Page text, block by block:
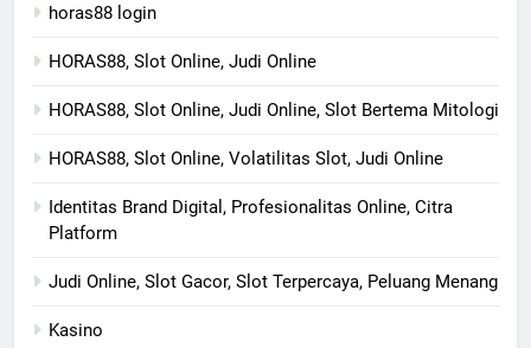
horas88 login
HORAS88, Slot Online, Judi Online
HORAS88, Slot Online, Judi Online, Slot Bertema Mitologi
HORAS88, Slot Online, Volatilitas Slot, Judi Online
Identitas Brand Digital, Profesionalitas Online, Citra
Platform
Judi Online, Slot Gacor, Slot Terpercaya, Peluang Menang
Kasino